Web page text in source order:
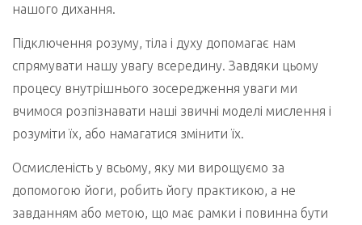
нашого дихання.
Підключення розуму, тіла і духу допомагає нам
спрямувати нашу увагу всередину. Завдяки цьому
процесу внутрішнього зосередження уваги ми
вчимося розпізнавати наші звичні моделі мислення і
розуміти їх, або намагатися змінити їх.
Осмисленість у всьому, яку ми вирощуємо за
допомогою йоги, робить йогу практикою, а не
завданням або метою, що має рамки і повинна бути